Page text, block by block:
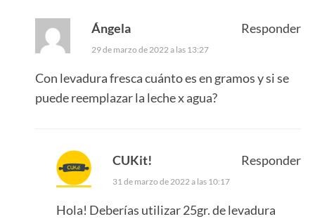
Ángela
29 de marzo de 2022 a las 13:27
Con levadura fresca cuánto es en gramos y si se
puede reemplazar la leche x agua?
Responder
CUKit!
31 de marzo de 2022 a las 10:17
Hola! Deberías utilizar 25gr. de levadura
Responder